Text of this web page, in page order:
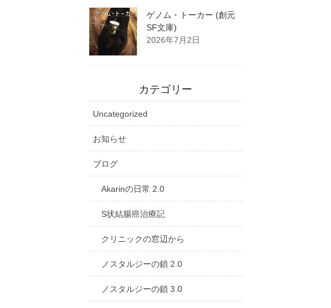
ゲノム・トーカー (創元
SF文庫)
2026年7月2日
カテゴリー
Uncategorized
お知らせ
ブログ
Akarinの日常 2.0
S状結腸癌治療記
クリニックの窓辺から
ノスタルジーの鎖 2.0
ノスタルジーの鎖 3.0